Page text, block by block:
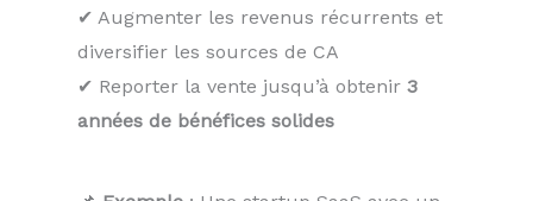
✔ Augmenter les revenus récurrents et
diversifier les sources de CA
✔ Reporter la vente jusqu’à obtenir 3
années de bénéfices solides